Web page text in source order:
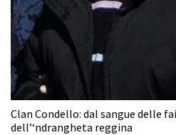
Clan Condello: dal sangue delle
dell’‘ndrangheta reggina